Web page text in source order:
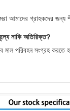
গ্রাহকদের জন্য
নাকি অতিরিক্ত?
মাল পরিবহন সংগ্রহ করতে